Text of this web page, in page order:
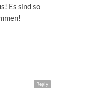
Es sind so
Reply